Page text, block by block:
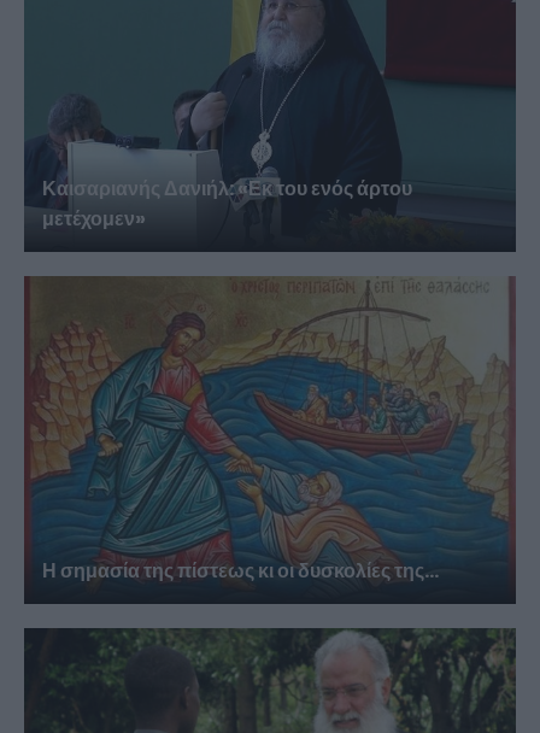
Καισαριανής Δανιήλ: «Εκ του ενός άρτου
μετέχομεν»
Η σημασία της πίστεως κι οι δυσκολίες της...